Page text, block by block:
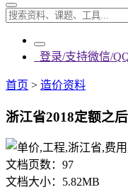
登录/支持微信/
首页 > 造价资料
浙江省2018定额之
文档页数： 97
文档大小： 5.82MB